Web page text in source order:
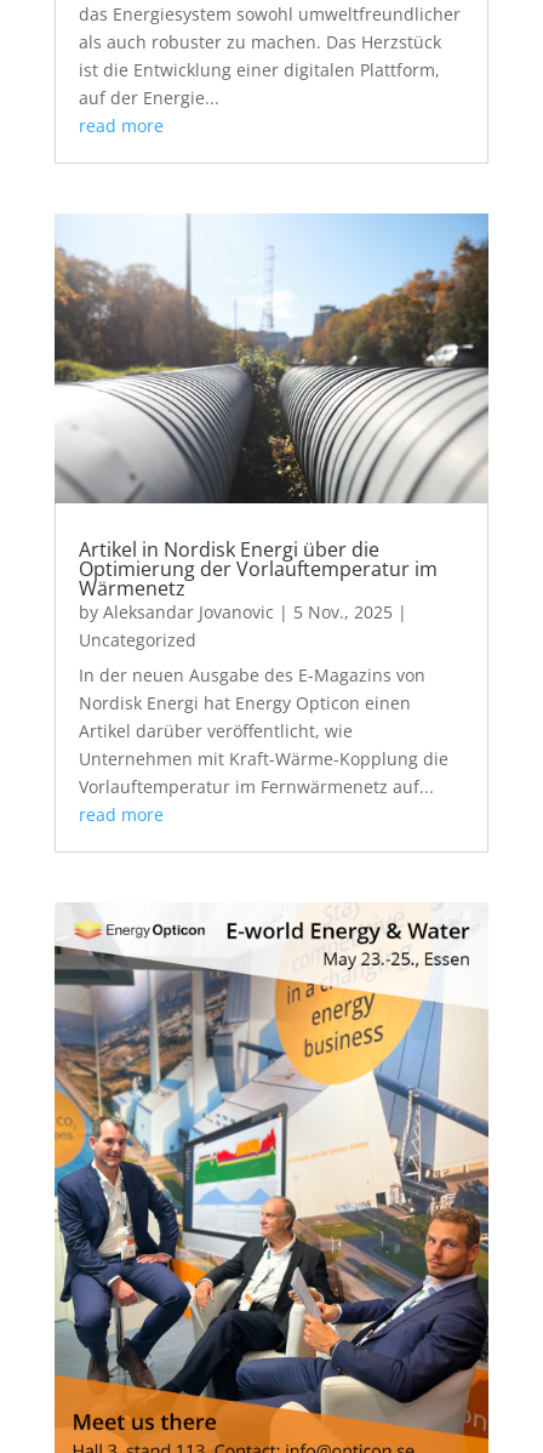
das Energiesystem sowohl umweltfreundlicher
als auch robuster zu machen. Das Herzstück
ist die Entwicklung einer digitalen Plattform,
auf der Energie...
read more
Artikel in Nordisk Energi über die
Optimierung der Vorlauftemperatur im
Wärmenetz
by Aleksandar Jovanovic | 5 Nov., 2025|
Uncategorized
In der neuen Ausgabe des E-Magazins von
Nordisk Energi hat Energy Opticon einen
Artikel darüber veröffentlicht, wie
Unternehmen mit Kraft-Wärme-Kopplung die
Vorlauftemperatur im Fernwärmenetz auf...
read more